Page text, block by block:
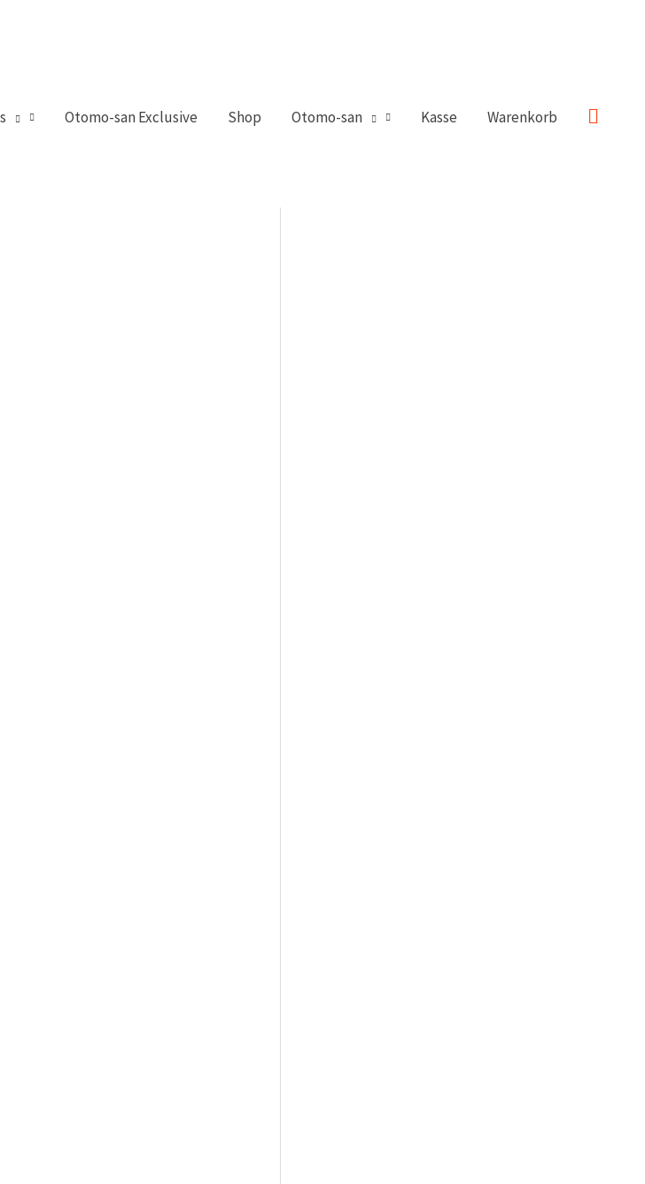
Otomo-san Exclusive Shop Otomo-san Kasse Warenkorb